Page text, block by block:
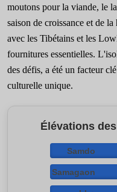
moutons pour la viande, le
saison de croissance et de
avec les Tibétains et les
fournitures essentielles.
des défis, a été un facteur
culturelle unique.
Élévations
Samdo
Samagaon